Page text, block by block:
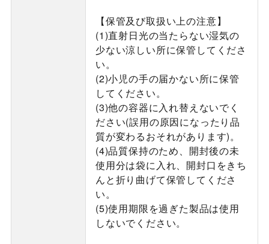
【保管及び取扱い上の注意】
(1)直射日光の当たらない湿気の
少ない涼しい所に保管してくださ
い。
(2)小児の手の届かない所に保管
してください。
(3)他の容器に入れ替えないでく
ださい(誤用の原因になったり品
質が変わるおそれがあります)。
(4)品質保持のため、開封後の未
使用分は袋に入れ、開封口をきち
んと折り曲げて保管してくださ
い。
(5)使用期限を過ぎた製品は使用
しないでください。